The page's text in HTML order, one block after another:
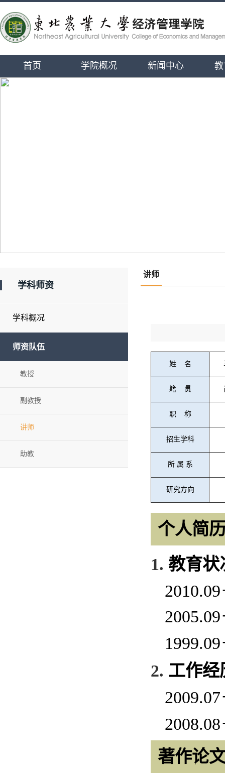
首页 学院概况 新闻中心
学科师资
学科概况
师资队伍
教授
副教授
讲师
助教
讲师
姓 名
籍 贯
职 称
招生学科
所 属 系
研究方向
个人简
1. 教育状
2010.09
2005.09
1999.09
2. 工作经
2009.07
2008.08
著作论